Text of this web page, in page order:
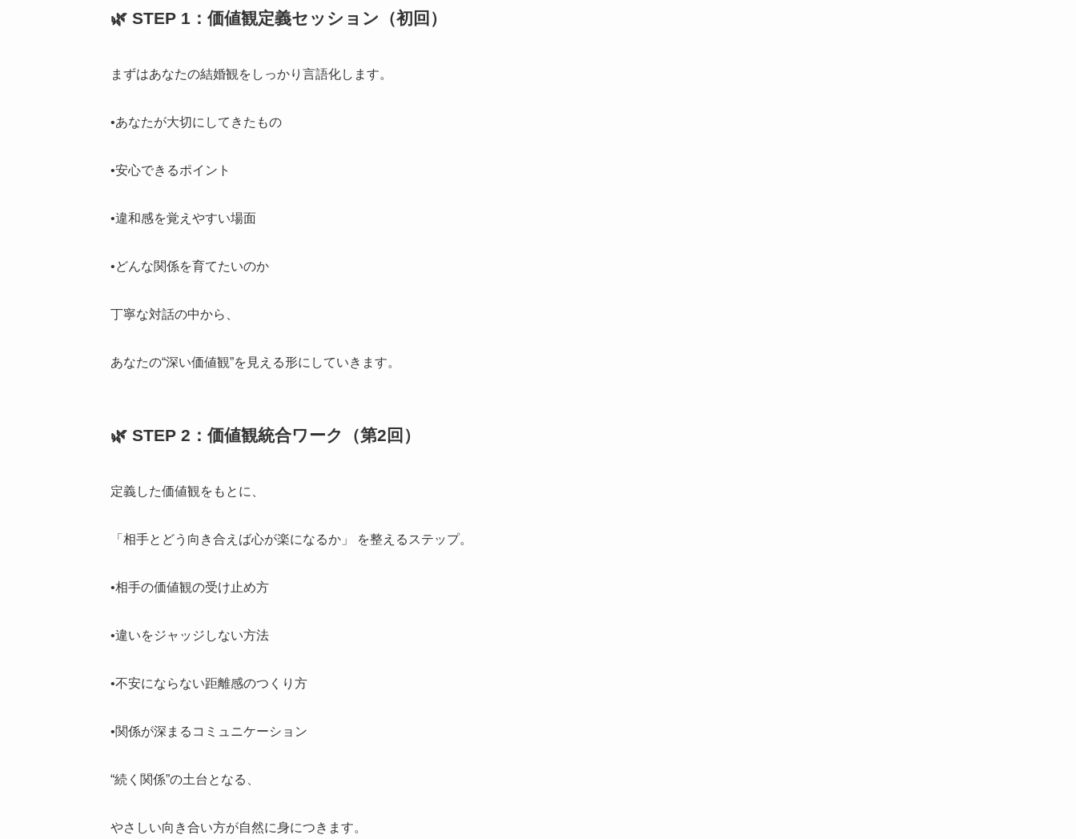
🌿 STEP 1：価値観定義セッション（初回）
まずはあなたの結婚観をしっかり言語化します。
•あなたが大切にしてきたもの
•安心できるポイント
•違和感を覚えやすい場面
•どんな関係を育てたいのか
丁寧な対話の中から、
あなたの“深い価値観”を見える形にしていきます。
🌿 STEP 2：価値観統合ワーク（第2回）
定義した価値観をもとに、
「相手とどう向き合えば心が楽になるか」 を整えるステップ。
•相手の価値観の受け止め方
•違いをジャッジしない方法
•不安にならない距離感のつくり方
•関係が深まるコミュニケーション
“続く関係”の土台となる、
やさしい向き合い方が自然に身につきます。